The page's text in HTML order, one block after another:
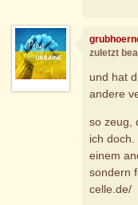
zuletzt
und hat
andere
so zeug,
ich
einem
sondern
celle.de/